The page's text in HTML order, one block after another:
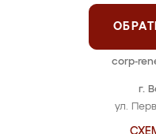
г.
ул.
corp-